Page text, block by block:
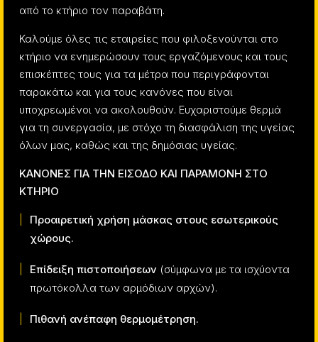
από το κτήριο τον παραβάτη.
Καλούμε όλες τις εταιρείες που φιλοξενούνται στο
κτήριο να ενημερώσουν τους εργαζόμενους και τους
επισκέπτες τους για τα μέτρα που περιγράφονται
παρακάτω και για τους κανόνες που είναι
υποχρεωμένοι να ακολουθούν. Ευχαριστούμε θερμά
για τη συνεργασία, με στόχο τη διασφάλιση της υγείας
όλων μας, καθώς και της δημόσιας υγείας.
ΚΑΝΟΝΕΣ ΓΙΑ ΤΗΝ ΕΙΣΟΔΟ ΚΑΙ ΠΑΡΑΜΟΝΗ ΣΤΟ
ΚΤΗΡΙΟ
Προαιρετική χρήση μάσκας στους εσωτερικούς
χώρους.
Επίδειξη πιστοποιήσεων (σύμφωνα με τα ισχύοντα
πρωτόκολλα των αρμόδιων αρχών).
Πιθανή ανέπαφη θερμομέτρηση.